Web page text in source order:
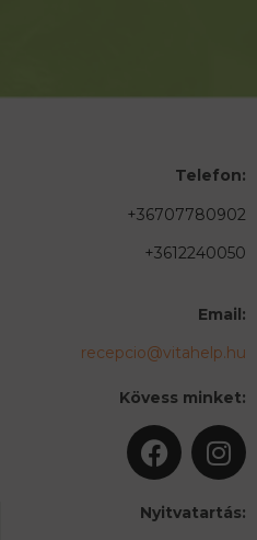
Telefon:
+36707780902
+3612240050
Email:
recepcio@vitahelp.hu
Kövess minket:
Nyitvatartás: